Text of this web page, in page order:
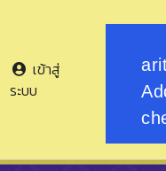
เข้าสู่
ระบบ